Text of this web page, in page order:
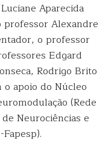
Aparecida
professor Alexandre
o professor
Edgard
Rodrigo Brito
apoio do Núcleo
(Rede
Neurociências e